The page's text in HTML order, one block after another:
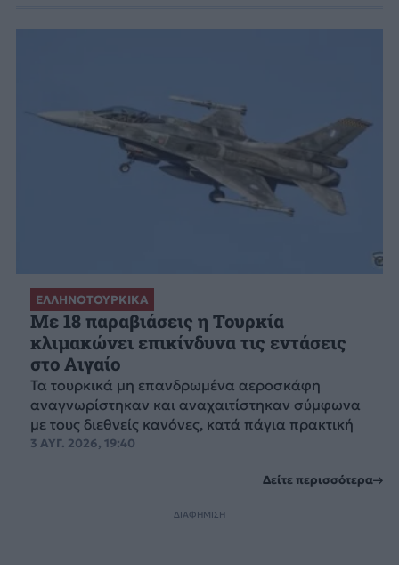
ΕΛΛΗΝΟΤΟΥΡΚΙΚΑ
Με 18 παραβιάσεις η Τουρκία
κλιμακώνει επικίνδυνα τις εντάσεις
στο Αιγαίο
Τα τουρκικά μη επανδρωμένα αεροσκάφη
αναγνωρίστηκαν και αναχαιτίστηκαν σύμφωνα
με τους διεθνείς κανόνες, κατά πάγια πρακτική
3 ΑΥΓ. 2026, 19:40
Δείτε περισσότερα
ΔΙΑΦΗΜΙΣΗ